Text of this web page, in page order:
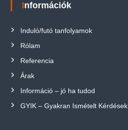
Információk
Induló/futó tanfolyamok
Rólam
Referencia
Árak
Információ – jó ha tudod
GYIK – Gyakran Ismételt Kérdések